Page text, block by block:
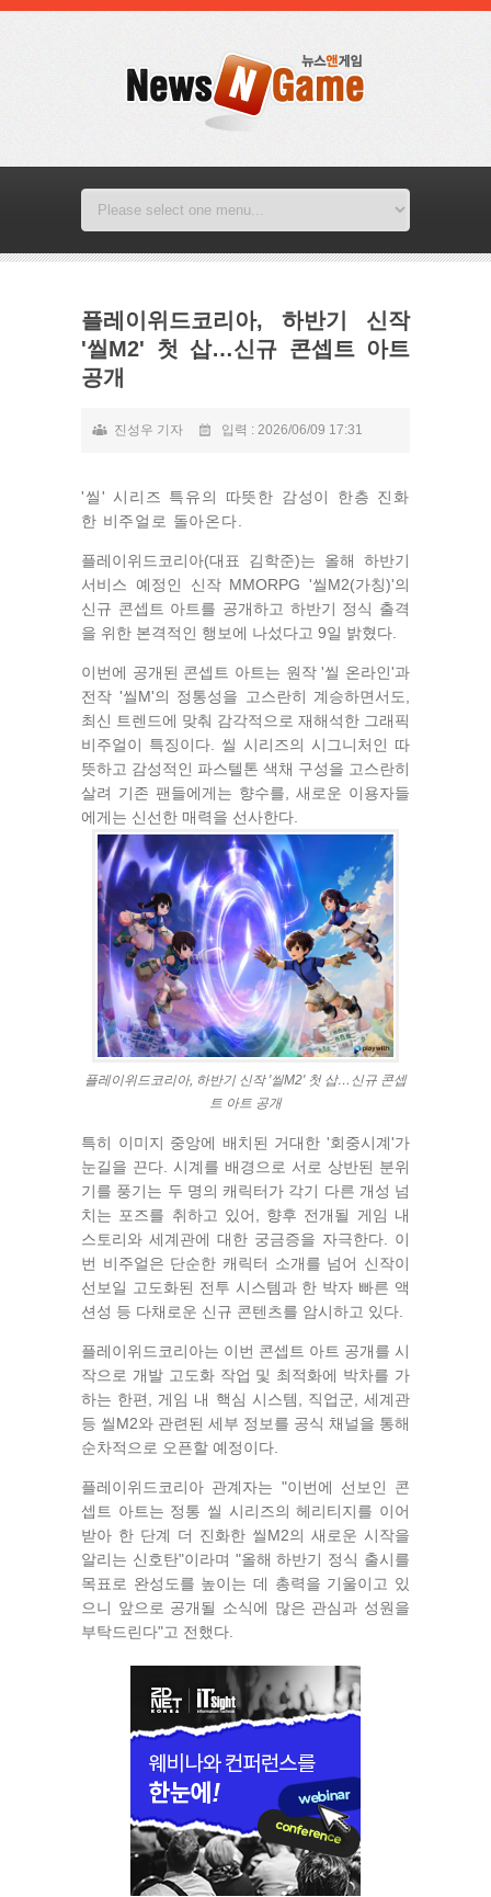
플레이위드코리아, 하반기 신작
'씰M2' 첫 삽…신규 콘셉트 아트
공개
진성우 기자 입력 : 2026/06/09 17:31
'씰' 시리즈 특유의 따뜻한 감성이 한층 진화
한 비주얼로 돌아온다.
플레이위드코리아(대표 김학준)는 올해 하반기
서비스 예정인 신작 MMORPG '씰M2(가칭)'의
신규 콘셉트 아트를 공개하고 하반기 정식 출격
을 위한 본격적인 행보에 나섰다고 9일 밝혔다.
이번에 공개된 콘셉트 아트는 원작 '씰 온라인'과
전작 '씰M'의 정통성을 고스란히 계승하면서도,
최신 트렌드에 맞춰 감각적으로 재해석한 그래픽
비주얼이 특징이다. 씰 시리즈의 시그니처인 따
뜻하고 감성적인 파스텔톤 색채 구성을 고스란히
살려 기존 팬들에게는 향수를, 새로운 이용자들
에게는 신선한 매력을 선사한다.
플레이위드코리아, 하반기 신작 '씰M2' 첫 삽…신규 콘셉
트 아트 공개
특히 이미지 중앙에 배치된 거대한 '회중시계'가
눈길을 끈다. 시계를 배경으로 서로 상반된 분위
기를 풍기는 두 명의 캐릭터가 각기 다른 개성 넘
치는 포즈를 취하고 있어, 향후 전개될 게임 내
스토리와 세계관에 대한 궁금증을 자극한다. 이
번 비주얼은 단순한 캐릭터 소개를 넘어 신작이
선보일 고도화된 전투 시스템과 한 박자 빠른 액
션성 등 다채로운 신규 콘텐츠를 암시하고 있다.
플레이위드코리아는 이번 콘셉트 아트 공개를 시
작으로 개발 고도화 작업 및 최적화에 박차를 가
하는 한편, 게임 내 핵심 시스템, 직업군, 세계관
등 씰M2와 관련된 세부 정보를 공식 채널을 통해
순차적으로 오픈할 예정이다.
플레이위드코리아 관계자는 "이번에 선보인 콘
셉트 아트는 정통 씰 시리즈의 헤리티지를 이어
받아 한 단계 더 진화한 씰M2의 새로운 시작을
알리는 신호탄"이라며 "올해 하반기 정식 출시를
목표로 완성도를 높이는 데 총력을 기울이고 있
으니 앞으로 공개될 소식에 많은 관심과 성원을
부탁드린다"고 전했다.